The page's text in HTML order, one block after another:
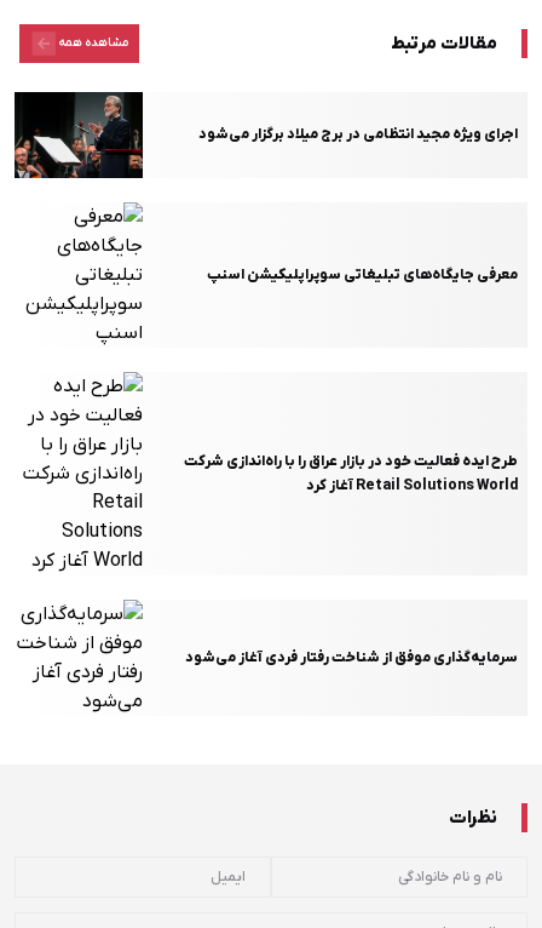
مقالات مرتبط مشاهده همه
اجرای ویژه مجید انتظامی در برج میلاد برگزار می‌شود
معرفی جایگاه‌های تبلیغاتی سوپراپلیکیشن اسنپ
طرح ایده فعالیت خود در بازار عراق را با راه‌اندازی شرکت
Retail Solutions World آغاز کرد
سرمایه‌گذاری موفق از شناخت رفتار فردی آغاز می‌شود
نظرات